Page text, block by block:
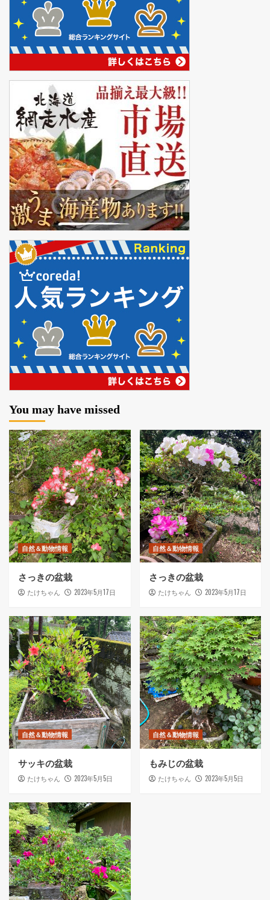
You may have missed
自然＆動物情報
さっきの盆栽
たけちゃん 2023年5月17日
自然＆動物情報
さっきの盆栽
たけちゃん 2023年5月17日
自然＆動物情報
サッキの盆栽
たけちゃん 2023年5月5日
自然＆動物情報
もみじの盆栽
たけちゃん 2023年5月5日